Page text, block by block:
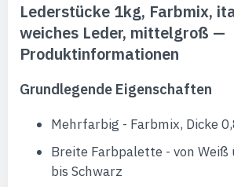
Lederstücke 1kg, Farbmix,
weiches Leder, mittelgroß —
Produktinformationen
Grundlegende Eigenschaften
Mehrfarbig - Farbmix, Dicke
Breite Farbpalette - von Weiß
bis Schwarz